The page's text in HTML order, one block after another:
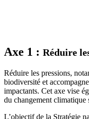
Axe 1 : Réduire
Réduire les pressions,
biodiversité et
impactants. Cet axe vise
du changement climatique
L’objectif de la Stratégie